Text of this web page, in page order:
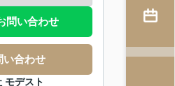
問い合わせ
い合わせ
モデスト